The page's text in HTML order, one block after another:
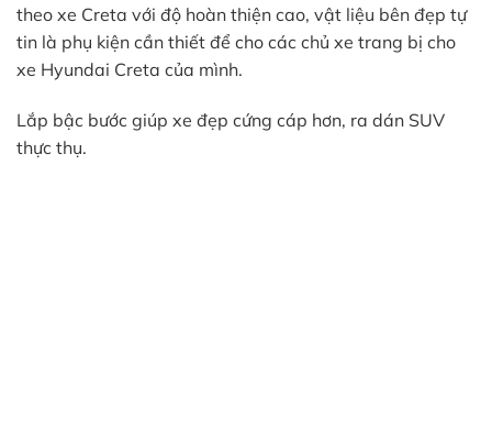
theo xe Creta với độ hoàn thiện cao, vật liệu bên đẹp tự
tin là phụ kiện cần thiết để cho các chủ xe trang bị cho
xe Hyundai Creta của mình.
Lắp bậc bước giúp xe đẹp cứng cáp hơn, ra dán SUV
thực thụ.